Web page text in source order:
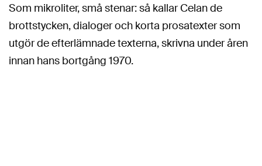
Som mikroliter, små stenar: så kallar Celan de
brottstycken, dialoger och korta prosatexter som
utgör de efterlämnade texterna, skrivna under åren
innan hans bortgång 1970.